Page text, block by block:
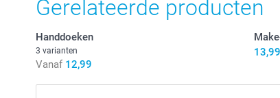
Gerelateerde producten
Handdoeken
3 varianten
Vanaf 12,99
13,99